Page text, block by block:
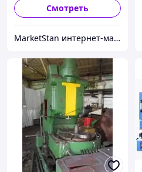
Смотреть
MarketStan интернет-магазин по продаже б/у оборудования по металлообработке в Киеве и в Украине